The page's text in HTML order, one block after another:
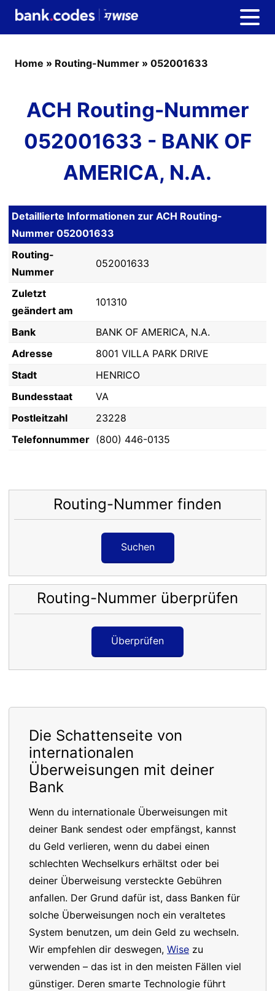
Home » Routing-Nummer » 052001633
ACH Routing-Nummer
052001633 - BANK OF
AMERICA, N.A.
Detaillierte Informationen zur ACH Routing-
Nummer 052001633
Routing-
Nummer
052001633
Zuletzt
geändert am
101310
Bank
BANK OF AMERICA, N.A.
Adresse
8001 VILLA PARK DRIVE
Stadt
HENRICO
Bundesstaat
VA
Postleitzahl
23228
Telefonnummer (800) 446-0135
Routing-Nummer finden
Suchen
Routing-Nummer überprüfen
Überprüfen
Die Schattenseite von
internationalen
Überweisungen mit deiner
Bank
Wenn du internationale Überweisungen mit
deiner Bank sendest oder empfängst, kannst
du Geld verlieren, wenn du dabei einen
schlechten Wechselkurs erhältst oder bei
deiner Überweisung versteckte Gebühren
anfallen. Der Grund dafür ist, dass Banken für
solche Überweisungen noch ein veraltetes
System benutzen, um dein Geld zu wechseln.
Wir empfehlen dir deswegen, Wise zu
verwenden – das ist in den meisten Fällen viel
günstiger. Deren smarte Technologie führt